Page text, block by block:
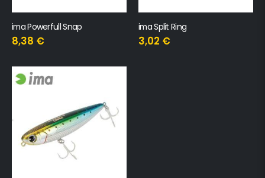
ima Powerfull Snap
8,38 €
ima Split Ring
3,02 €